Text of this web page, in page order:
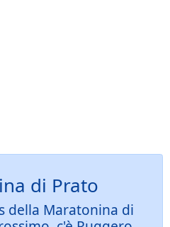
di Prato
della Maratonina di